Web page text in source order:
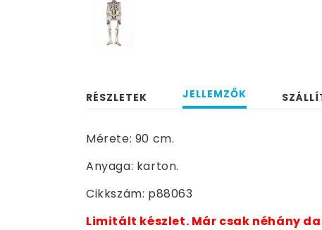
RÉSZLETEK JELLEMZŐK
Mérete: 90 cm.
Anyaga: karton.
Cikkszám: p88063
Limitált készlet. Már csak néhány